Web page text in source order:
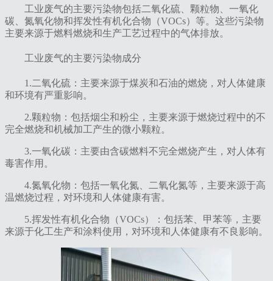
‌工业废气的主要污染物包括二氧化硫、颗粒物、一氧化
碳、氮氧化物和挥发性有机化合物（VOCs）等‌‌。这些污染物
主要来源于燃料燃烧和生产工艺过程中的气体排放。
工业废气的主要污染物成分
1‌.二氧化硫‌：主要来源于煤炭和石油的燃烧，对人体健康
和环境有严重影响。
2‌.颗粒物‌：包括烟尘和粉尘，主要来源于燃烧过程中的不
完全燃烧和机械加工产生的微小颗粒。
3‌.一氧化碳‌：主要由含碳燃料不完全燃烧产生，对人体有
毒害作用。
4‌.氮氧化物‌：包括一氧化氮、二氧化氮等，主要来源于高
温燃烧过程，对环境和人体健康有害。
‌5.挥发性有机化合物（VOCs）‌：包括苯、甲苯等，主要
来源于化工生产和涂料使用，对环境和人体健康有不良影响。